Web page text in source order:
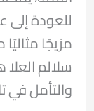
للعودة
مزيجًا
سلالم
والتأمل في